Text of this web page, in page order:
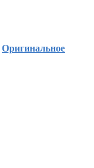
Оригинальное